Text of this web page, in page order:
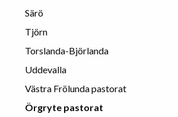
Särö
Tjörn
Torslanda-Björlanda
Uddevalla
Västra Frölunda pastorat
Örgryte pastorat